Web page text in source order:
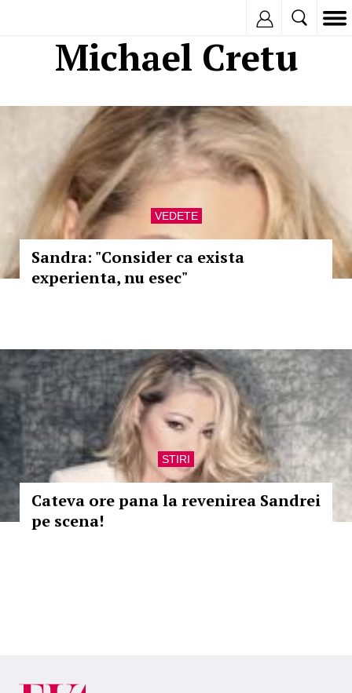
Michael Cretu
VEDETE
Sandra: "Consider ca exista
experienta, nu esec"
STIRI
Cateva ore pana la revenirea Sandrei
pe scena!